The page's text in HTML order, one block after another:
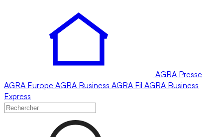
AGRA Presse
AGRA Europe AGRA Business AGRA Fil AGRA Business
Express